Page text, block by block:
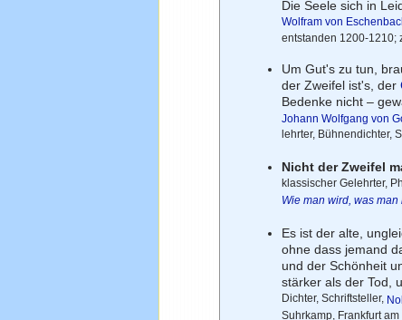
Die Seele sich in
Wolfram von
entstanden 1200-1210;
Um Gut's zu tun,
der Zweifel ist's, der
Bedenke nicht –
Johann Wolfgang von
lehrter, Bühnendichter,
Nicht der Zweifel
klassischer Gelehrter,
Wie man wird, was man
Es ist der alte,
ohne dass jemand
und der Schönheit
stärker als der Tod,
Dichter, Schriftsteller,
Suhrkamp, Frankfurt